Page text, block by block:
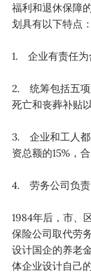
福利和退休保障
划具有以下特点：
1. 企业有责任为
2. 统筹包括五项
死亡和丧葬补贴
3. 企业和工人都
资总额的15%，
4. 劳务公司负责
1984年后，市、
保险公司取代劳
设计国企的养老
体企业设计自己